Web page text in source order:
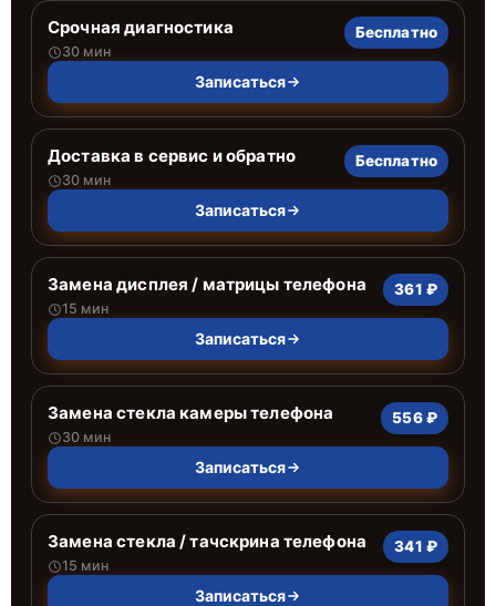
Срочная диагностика
30 мин
Бесплатно
Записаться
Доставка в сервис и обратно
30 мин
Бесплатно
Записаться
Замена дисплея / матрицы телефона
15 мин
361 ₽
Записаться
Замена стекла камеры телефона
30 мин
556 ₽
Записаться
Замена стекла / тачскрина телефона
15 мин
341 ₽
Записаться